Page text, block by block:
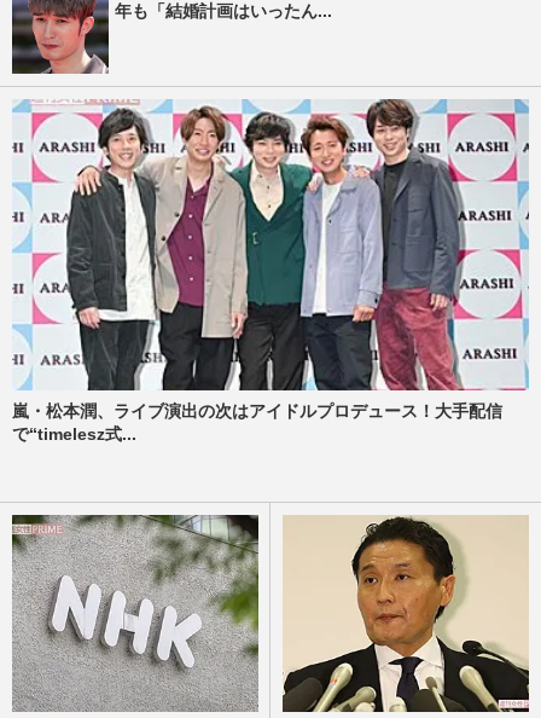
年も「結婚計画はいったん...
嵐・松本潤、ライブ演出の次はアイドルプロデュース！大手配信
で“timelesz式...